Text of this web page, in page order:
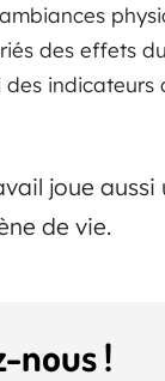
des effets
des
joue
de vie.
nous !